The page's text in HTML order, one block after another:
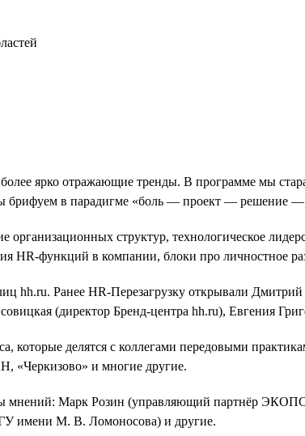
ярко отражающие тренды. В программе мы
в парадигме «боль — проект — решение —
структур, технологическое
HR-функций в компании, блоки про личностное
hh.ru. Ранее HR-Перезагрузку открывали
(директор Бренд-центра hh.ru), Евгения
которые делятся с коллегами передовыми
«Черкизово» и многие другие.
мнений: Марк Розин (управляющий партнёр
имени М. В. Ломоносова) и другие.